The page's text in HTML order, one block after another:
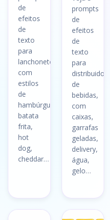
de
efeitos
de
texto
para
lanchonetes,
com
estilos
de
hambúrguer,
batata
frita,
hot
dog,
cheddar…
prompts
de
efeitos
de
texto
para
distribuidoras
de
bebidas,
com
caixas,
garrafas
geladas,
delivery,
água,
gelo…